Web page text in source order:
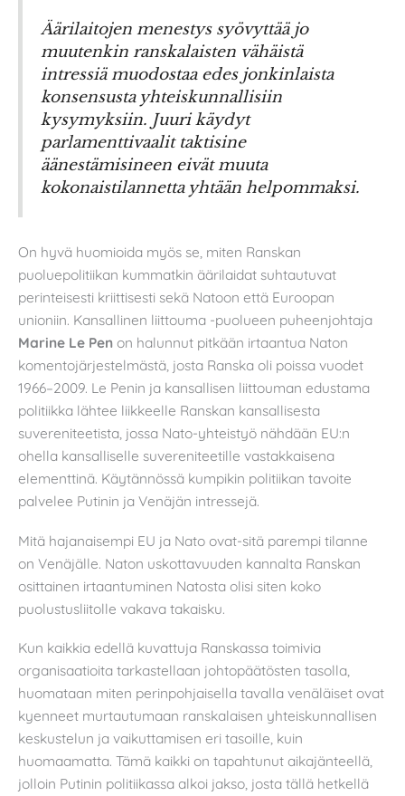
Äärilaitojen menestys syövyttää jo
muutenkin ranskalaisten vähäistä
intressiä muodostaa edes jonkinlaista
konsensusta yhteiskunnallisiin
kysymyksiin. Juuri käydyt
parlamenttivaalit taktisine
äänestämisineen eivät muuta
kokonaistilannetta yhtään helpommaksi.
On hyvä huomioida myös se, miten Ranskan
puoluepolitiikan kummatkin äärilaidat suhtautuvat
perinteisesti kriittisesti sekä Natoon että Euroopan
unioniin. Kansallinen liittouma -puolueen puheenjohtaja
Marine Le Pen on halunnut pitkään irtaantua Naton
komentojärjestelmästä, josta Ranska oli poissa vuodet
1966–2009. Le Penin ja kansallisen liittouman edustama
politiikka lähtee liikkeelle Ranskan kansallisesta
suvereniteetista, jossa Nato-yhteistyö nähdään EU:n
ohella kansalliselle suvereniteetille vastakkaisena
elementtinä. Käytännössä kumpikin politiikan tavoite
palvelee Putinin ja Venäjän intressejä.
Mitä hajanaisempi EU ja Nato ovat-sitä parempi tilanne
on Venäjälle. Naton uskottavuuden kannalta Ranskan
osittainen irtaantuminen Natosta olisi siten koko
puolustusliitolle vakava takaisku.
Kun kaikkia edellä kuvattuja Ranskassa toimivia
organisaatioita tarkastellaan johtopäätösten tasolla,
huomataan miten perinpohjaisella tavalla venäläiset ovat
kyenneet murtautumaan ranskalaisen yhteiskunnallisen
keskustelun ja vaikuttamisen eri tasoille, kuin
huomaamatta. Tämä kaikki on tapahtunut aikajänteellä,
jolloin Putinin politiikassa alkoi jakso, josta tällä hetkellä